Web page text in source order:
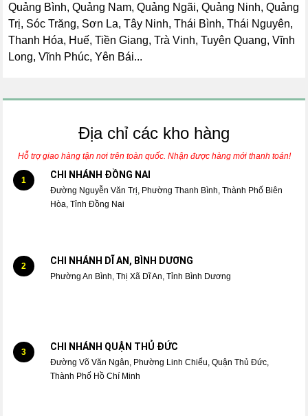
Quảng Bình, Quảng Nam, Quảng Ngãi, Quảng Ninh, Quảng
Trị, Sóc Trăng, Sơn La, Tây Ninh, Thái Bình, Thái Nguyên,
Thanh Hóa, Huế, Tiền Giang, Trà Vinh, Tuyên Quang, Vĩnh
Long, Vĩnh Phúc, Yên Bái...
Địa chỉ các kho hàng
Hỗ trợ giao hàng tận nơi trên toàn quốc. Nhận được hàng mới thanh toán!
1 CHI NHÁNH ĐỒNG NAI
Đường Nguyễn Văn Trị, Phường Thanh Bình, Thành Phố Biên
Hòa, Tỉnh Đồng Nai
2 CHI NHÁNH DĨ AN, BÌNH DƯƠNG
Phường An Bình, Thị Xã Dĩ An, Tỉnh Bình Dương
3 CHI NHÁNH QUẬN THỦ ĐỨC
Đường Võ Văn Ngân, Phường Linh Chiểu, Quận Thủ Đức,
Thành Phố Hồ Chí Minh